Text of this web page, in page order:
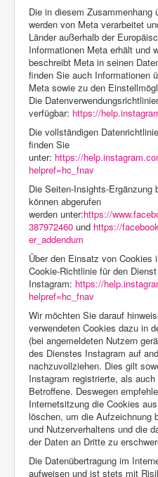
Die in diesem Zusammenhang
werden von Meta verarbeitet
Länder außerhalb der
Informationen Meta erhält und
beschreibt Meta in seinen
finden Sie auch Informationen
Meta sowie zu den
Die
verfügbar: https://
Die vollständigen
finden Sie
unter: https://
helpref=hc_fnav
Die Seiten-Insights-Ergänzung
können abgerufen
werden unter:https://
387972460 und https://
er_addendum
Über den Einsatz von Cookies
Cookie-Richtlinie für den Dienst
Instagram: https://
helpref=hc_fnav
Wir möchten Sie darauf
verwendeten Cookies dazu in
(bei angemeldeten Nutzern
des Dienstes Instagram auf
nachzuvollziehen. Dies gilt
Instagram registrierte, als
Betroffene. Deswegen
Internetsitzung die Cookies
löschen, um die Aufzeichnung
und Nutzerverhaltens und die
der Daten an Dritte zu
Die Datenübertragung im
aufweisen und ist stets mit